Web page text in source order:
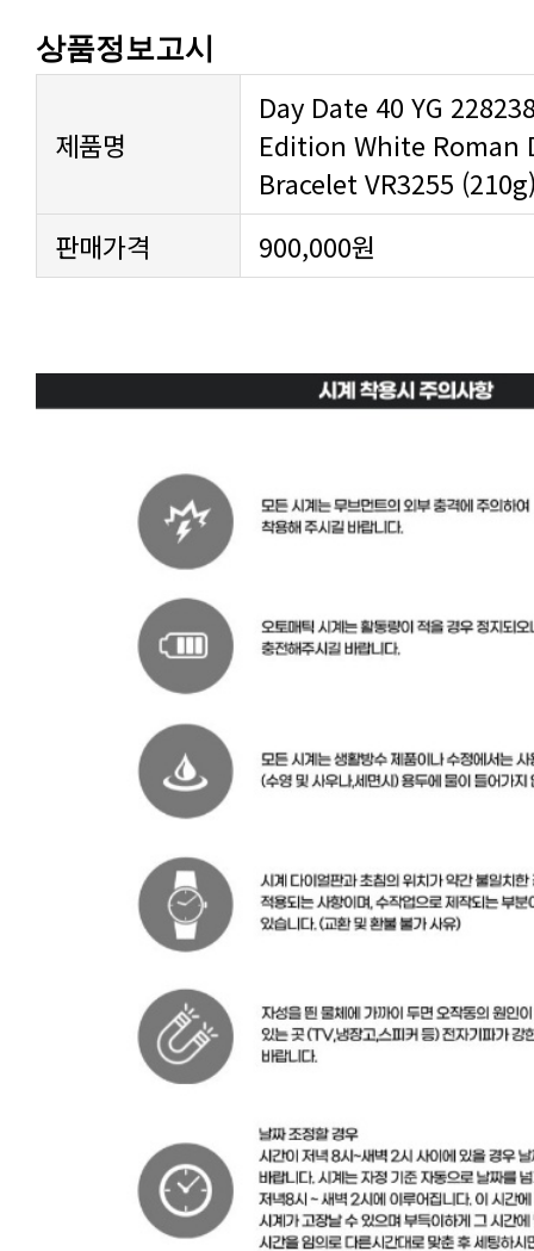
상품정보고시
제품명
Bracelet VR3255
판매가격
900,000원